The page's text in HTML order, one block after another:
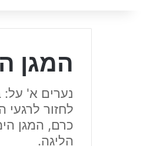
המגן
נערים א' על:
לחזור
כרם, המגן
הליגה.